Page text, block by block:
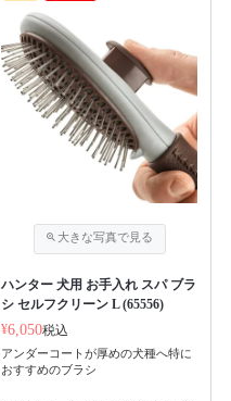
ハンター 犬用 お手入れ スパ ブラ
シ セルフクリーン L (65556)
¥6,050税込
アンダーコートが厚めの犬種へ特に
おすすめのブラシ